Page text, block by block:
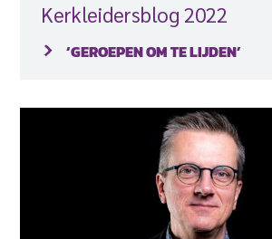
Kerkleidersblog 2022
‘GEROEPEN OM TE LIJDEN’